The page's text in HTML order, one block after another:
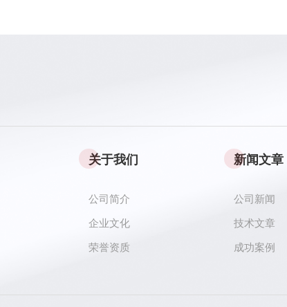
关于我们
公司简介
企业文化
荣誉资质
新闻文章
公司新闻
技术文章
成功案例